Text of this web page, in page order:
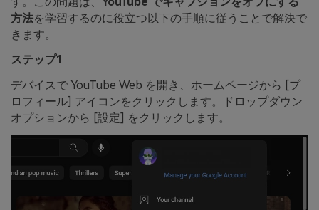
方法を学習するのに役立つ以下の手順に従うことで解決で
きます。
ステップ1
デバイスで YouTube Web を開き、ホームページから [プ
ロフィール] アイコンをクリックします。ドロップダウン
オプションから [設定] をクリックします。